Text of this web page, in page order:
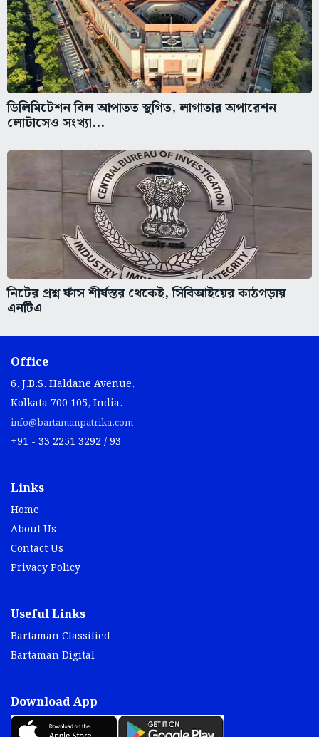
ডিলিমিটেশন বিল আপাতত স্থগিত, লাগাতার অপারেশন
লোটাসেও সংখ্যা...
নিটের প্রশ্ন ফাঁস শীর্ষস্তর থেকেই, সিবিআইয়ের কাঠগড়ায়
এনটিএ
Office
6, J.B.S. Haldane Avenue,
Kolkata 700 105, India.
info@bartamanpatrika.com
+91 - 33 2251 3292 / 93
Links
Home
About Us
Contact Us
Privacy Policy
Useful Links
Bartaman Classified
Bartaman Digital
Download App